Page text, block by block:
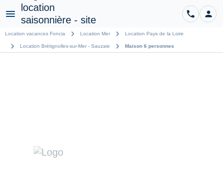
Menu phone person
Location vacances Foncia chevron_right Location Mer chevron_right Location Pays de la Loire
chevron_right Location Brétignolles-sur-Mer - Sauzaie chevron_right Maison 6 personnes